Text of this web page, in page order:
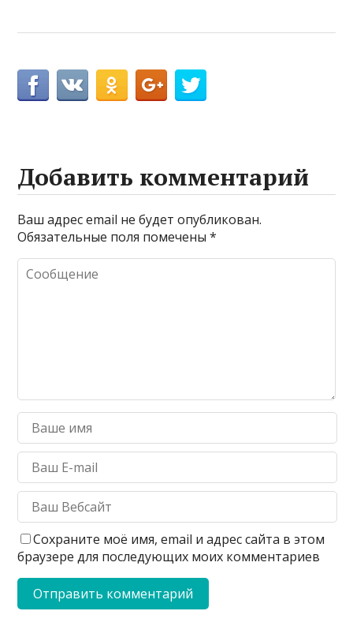
Добавить комментарий
Ваш адрес email не будет опубликован.
Обязательные поля помечены*
Сохраните моё имя, email и адрес сайта в этом
браузере для последующих моих комментариев